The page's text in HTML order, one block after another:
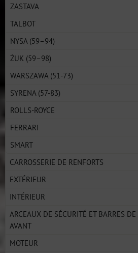
ZASTAVA
TALBOT
NYSA (59–94)
ŻUK (59–98)
WARSZAWA (51-73)
SYRENA (57-83)
ROLLS-ROYCE
FERRARI
SMART
CARROSSERIE DE RENFORTS
EXTÉRIEUR
INTÉRIEUR
ARCEAUX DE SÉCURITÉ ET BARRES DE
AVANT
MOTEUR